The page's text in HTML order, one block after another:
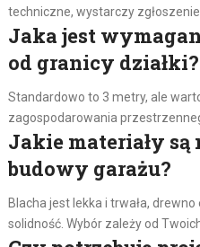
techniczne, wystarczy
Jaka jest
od granicy działki?
Standardowo to 3 metry, ale
zagospodarowania
Jakie materiały są
budowy garażu?
Blacha jest lekka i trwała,
solidność. Wybór zależy od